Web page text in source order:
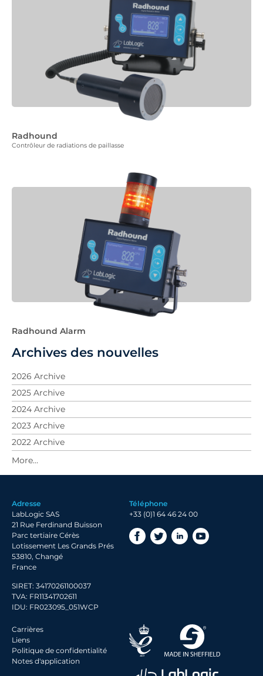
Radhound
Contrôleur de radiations de paillasse
Radhound Alarm
Archives des nouvelles
2026 Archive
2025 Archive
2024 Archive
2023 Archive
2022 Archive
2021 Archive
2020 Archive
2018 Archive
2017 Archive
Adresse
LabLogic SAS
21 Rue Ferdinand Buisson
Parc tertiaire Cérès
Lotissement Les Grands Prés
53810, Changé
France
SIRET: 34170261100037
TVA: FR11341702611
IDU: FR023095_051WCP
Téléphone
+33 (0)1 64 46 24 00
Carrières
Liens
Politique de confidentialité
Notes d'application